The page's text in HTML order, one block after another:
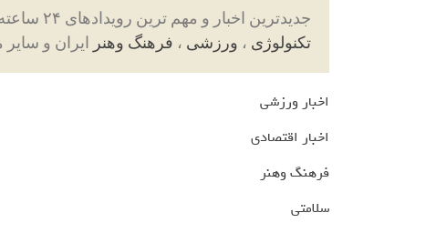
جدیدترین اخبار و مهم ترین رویدادهای ۲۴ ساعته در بخش های حوادث ، اجتماعی ، سیاسی ،
تکنولوژی ، ورزشی ، فرهنگ وهنر ایران و
اخبار ورزشی
اخبار اقتصادی
فرهنگ وهنر
سلامتی